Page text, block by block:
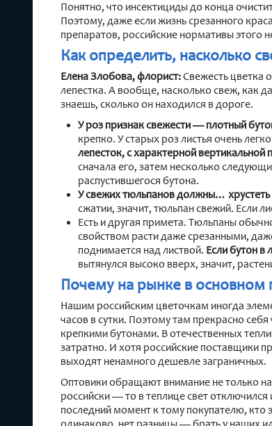
Понятно, что инсектициды до конца
Поэтому, даже если жизнь срезанного
препаратов, российские нормативы этого
Как определить, насколько
Елена Злобова, флорист:Свежесть цветка
лепестка. А вообще, насколько свеж, как
знаешь, сколько он находился в дороге.
У роз признак свежести — плотный
крепко. У старых роз листья очень
лепесток, с характерной вертикальной
сначала его, затем несколько
распустившегося бутона.
У свежих тюльпанов должны… хрустеть
сжатии, значит, тюльпан свежий. Если
Есть и другая примета. Тюльпаны
свойством расти даже срезанными,
поднимается над листвой. Если бутон в
вытянулся высоко вверх, значит,
Почему на рынке в основном
Нашим российским цветочкам иногда
часов в сутки. Поэтому там прекрасно
крепкими бутонами. В отечественных
затратно. И хотя российские поставщики
выходят ненамного дешевле заграничных.
Оптовики обращают внимание не только
российски — то в теплице свет
последний момент к тому покупателю,